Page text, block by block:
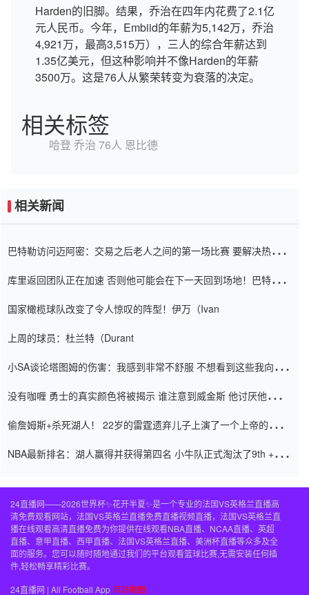
Harden的旧脚。结果，乔治在四年内花费了2.1亿
元人民币。今年，Embiid的年薪为5,142万，乔治
4,921万，最高3,515万），三人的综合年薪达到
1.35亿美元，但这种影响并不像Harden的年薪
3500万。这是76人从繁荣转变为衰落的决定。
相关标签
哈登 乔治 76人 恩比德
相关新闻
巴特勒访问迈阿密：交易之后老人之间的第一场比赛 要解决热情的
库里返回团队正在加速 否则他可能会在下一天回到场地！巴特勒迈
国家橄榄球队改变了令人惊叹的阵型！伊万（Ivan
上周的球员：杜兰特（Durant
小SA谈论塔图姆的伤害：我感到非常不舒服 不想看到这些我向他
没有咖喱 勇士的真实颜色将被揭示 谁注意到威金斯 他讨厌他的老
偷詹姆斯+杀死湖人！ 22岁的雷霆遗弃儿子上演了一个上帝的剧
NBA最新排名：湖人赢得并获得第四名 小牛队正式淘汰了9th + 76
24直播网——2026世界杯✨花开半夏✨是一个专业的法国VS英格兰直播高
清免费观看网站，法国VS英格兰直播免费直播视频直播，法国VS英格兰直
播在线观看高清直播免费为你提供在线观看NBA直播、NCAA直播、英超
直播、意甲直播、西甲直播、法国VS英格兰直播、美洲杯直播等众多及全
面的服务。您可以随时随地通过我们的平台观看篮球比赛,无需安装任何插
件,轻松畅享精彩比赛。
24直播网 | All Football App 网站地图